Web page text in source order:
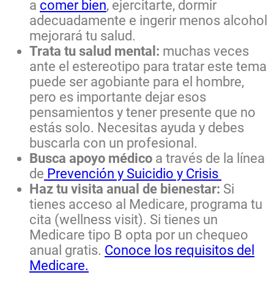
a comer bien, ejercitarte, dormir
adecuadamente e ingerir menos alcohol
mejorará tu salud.
Trata tu salud mental: muchas veces
ante el estereotipo para tratar este tema
puede ser agobiante para el hombre,
pero es importante dejar esos
pensamientos y tener presente que no
estás solo. Necesitas ayuda y debes
buscarla con un profesional.
Busca apoyo médico a través de la línea
de Prevención y Suicidio y Crisis
Haz tu visita anual de bienestar: Si
tienes acceso al Medicare, programa tu
cita (wellness visit). Si tienes un
Medicare tipo B opta por un chequeo
anual gratis. Conoce los requisitos del
Medicare.